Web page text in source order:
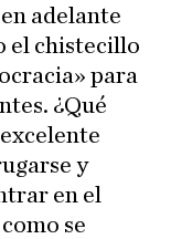
adelante
el chistecillo
para
¿Qué
y
en el
se